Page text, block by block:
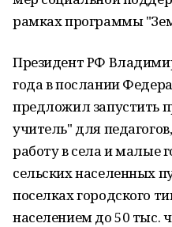
рамках программы
Президент РФ
года в послании
предложил запустить
учитель" для
работу в села и малые
сельских населенных
поселках городского
населением до 50 тыс.